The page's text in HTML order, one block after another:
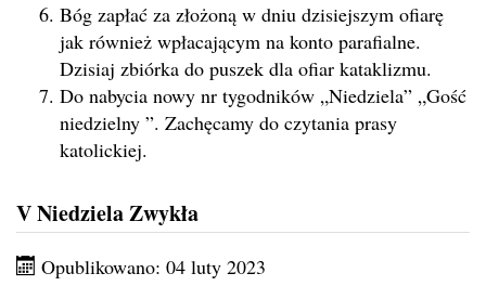
Bóg zapłać za złożoną w dniu dzisiejszym ofiarę
jak również wpłacającym na konto parafialne.
Dzisiaj zbiórka do puszek dla ofiar kataklizmu.
Do nabycia nowy nr tygodników „Niedziela” „Gość
niedzielny ”. Zachęcamy do czytania prasy
katolickiej.
V Niedziela Zwykła
Opublikowano: 04 luty 2023